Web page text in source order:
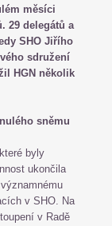
měsíci
29 delegátů a
SHO Jiřího
sdružení
HGN několik
sněmu
byly
ukončila
v SHO. Na
v Radě